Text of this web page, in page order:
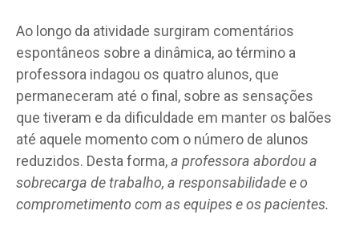
Ao longo da atividade surgiram comentários
espontâneos sobre a dinâmica, ao término a
professora indagou os quatro alunos, que
permaneceram até o final, sobre as sensações
que tiveram e da dificuldade em manter os balões
até aquele momento com o número de alunos
reduzidos. Desta forma,a professora abordou a
sobrecarga de trabalho, a responsabilidade e o
comprometimento com as equipes e os pacientes.